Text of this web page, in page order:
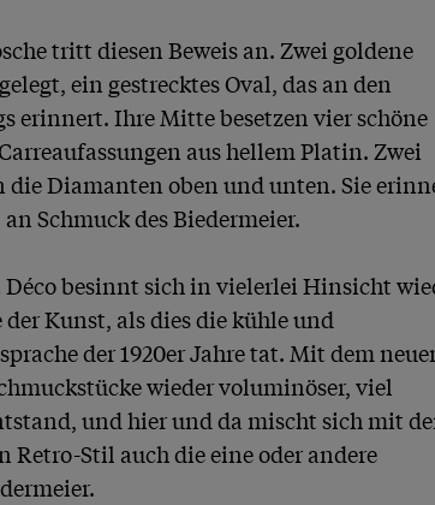
tritt diesen Beweis an. Zwei goldene
ein gestrecktes Oval, das an den
erinnert. Ihre Mitte besetzen vier schöne
aus hellem Platin. Zwei
Diamanten oben und unten. Sie
Schmuck des Biedermeier.
Déco besinnt sich in vielerlei Hinsicht
Kunst, als dies die kühle und
der 1920er Jahre tat. Mit dem
wieder voluminöser, viel
und hier und da mischt sich mit
Retro-Stil auch die eine oder andere